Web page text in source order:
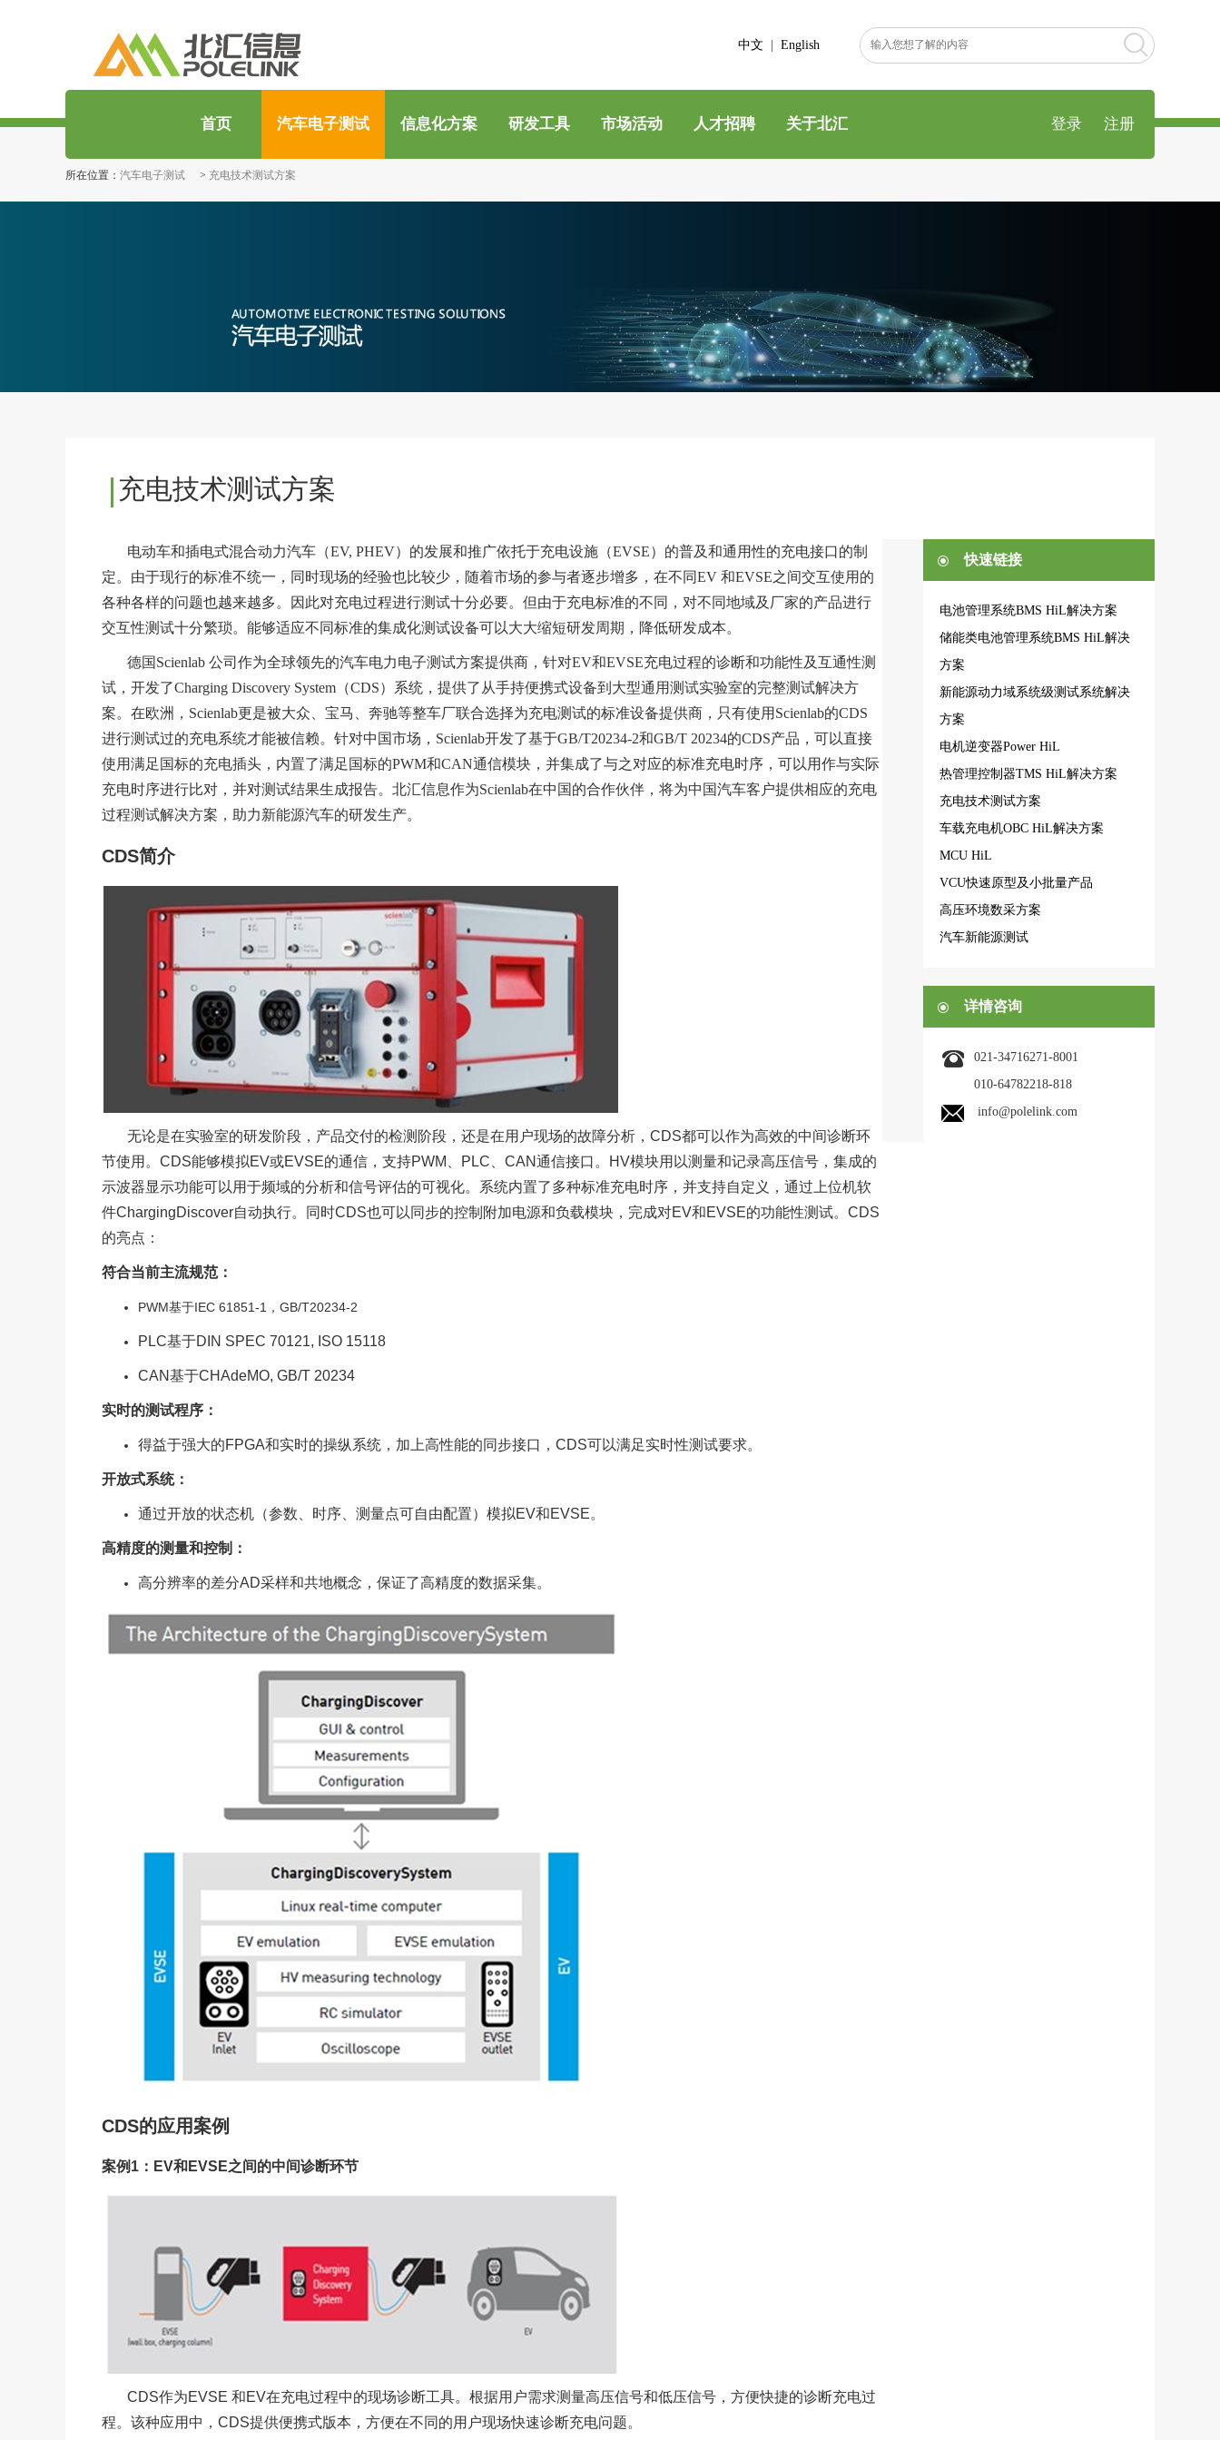
中文 English
首页 汽车电子测试 信息化方案 研发工具 市场活动 人才招聘 关于北汇 注册
登录
所在位置： 汽车电子测试 > 充电技术测试方案
充电技术测试方案
电动车和插电式混合动力汽车（EV, PHEV）的发展和推广依托于充电设施（EVSE）的普及和通用性的充电接口的制
定。由于现行的标准不统一，同时现场的经验也比较少，随着市场的参与者逐步增多，在不同EV 和EVSE之间交互使用的
各种各样的问题也越来越多。因此对充电过程进行测试十分必要。但由于充电标准的不同，对不同地域及厂家的产品进行
交互性测试十分繁琐。能够适应不同标准的集成化测试设备可以大大缩短研发周期，降低研发成本。
德国Scienlab 公司作为全球领先的汽车电力电子测试方案提供商，针对EV和EVSE充电过程的诊断和功能性及互通性测
试，开发了Charging Discovery System（CDS）系统，提供了从手持便携式设备到大型通用测试实验室的完整测试解决方
案。在欧洲，Scienlab更是被大众、宝马、奔驰等整车厂联合选择为充电测试的标准设备提供商，只有使用Scienlab的CDS
进行测试过的充电系统才能被信赖。针对中国市场，Scienlab开发了基于GB/T20234-2和GB/T 20234的CDS产品，可以直接
使用满足国标的充电插头，内置了满足国标的PWM和CAN通信模块，并集成了与之对应的标准充电时序，可以用作与实际
充电时序进行比对，并对测试结果生成报告。北汇信息作为Scienlab在中国的合作伙伴，将为中国汽车客户提供相应的充电
过程测试解决方案，助力新能源汽车的研发生产。
CDS简介
无论是在实验室的研发阶段，产品交付的检测阶段，还是在用户现场的故障分析，CDS都可以作为高效的中间诊断环
节使用。CDS能够模拟EV或EVSE的通信，支持PWM、PLC、CAN通信接口。HV模块用以测量和记录高压信号，集成的
示波器显示功能可以用于频域的分析和信号评估的可视化。系统内置了多种标准充电时序，并支持自定义，通过上位机软
件ChargingDiscover自动执行。同时CDS也可以同步的控制附加电源和负载模块，完成对EV和EVSE的功能性测试。 CDS
的亮点：
符合当前主流规范：
PWM基于IEC 61851-1，GB/T20234-2
PLC基于DIN SPEC 70121, ISO 15118
CAN基于CHAdeMO, GB/T 20234
实时的测试程序：
得益于强大的FPGA和实时的操纵系统，加上高性能的同步接口，CDS可以满足实时性测试要求。
开放式系统：
通过开放的状态机（参数、时序、测量点可自由配置）模拟EV和EVSE。
高精度的测量和控制：
高分辨率的差分AD采样和共地概念，保证了高精度的数据采集。
CDS的应用案例
案例1：EV和EVSE之间的中间诊断环节
CDS作为EVSE 和EV在充电过程中的现场诊断工具。根据用户需求测量高压信号和低压信号，方便快捷的诊断充电过
程。该种应用中，CDS提供便携式版本，方便在不同的用户现场快速诊断充电问题。
快速链接
电池管理系统BMS HiL解决方案
储能类电池管理系统BMS HiL解决
方案
新能源动力域系统级测试系统解决
方案
电机逆变器Power HiL
热管理控制器TMS HiL解决方案
充电技术测试方案
车载充电机OBC HiL解决方案
MCU HiL
VCU快速原型及小批量产品
高压环境数采方案
汽车新能源测试
详情咨询
021-34716271-8001
010-64782218-818
info@polelink.com